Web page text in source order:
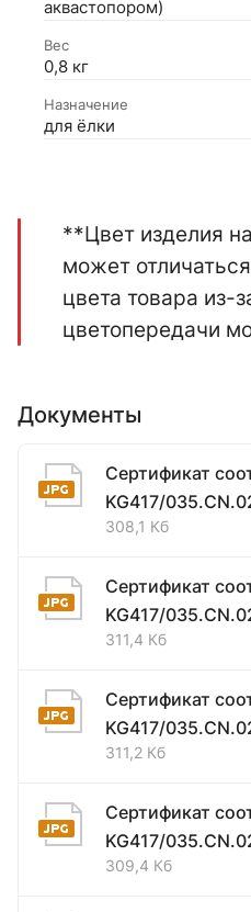
аквастопором)
Вес
0,8 кг
Назначение
для ёлки
**Цвет изделия
может
цвета товара из-
цветопередачи
Документы
Сертификат
KG417/
308,1 Кб
Сертификат
KG417/
311,4 Кб
Сертификат
KG417/
311,2 Кб
Сертификат
KG417/
309,4 Кб